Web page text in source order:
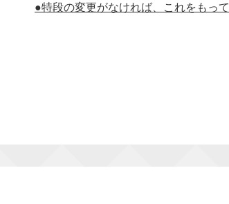
●特段の変更がなければ、これをもっ